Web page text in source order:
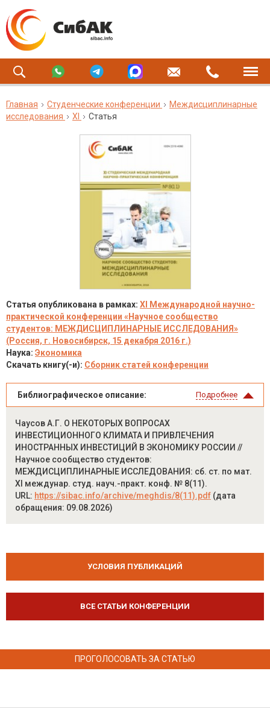
Главная Студенческие конференции
Междисциплинарные
исследования
XI Статья
Статья опубликована в рамках: XI Международной научно-
практической конференции «Научное сообщество
студентов: МЕЖДИСЦИПЛИНАРНЫЕ ИССЛЕДОВАНИЯ»
(Россия, г. Новосибирск, 15 декабря 2016 г.)
Наука: Экономика
Скачать книгу(-и): Сборник статей конференции
Библиографическое описание: Подробнее
Чаусов А.Г. О НЕКОТОРЫХ ВОПРОСАХ
ИНВЕСТИЦИОННОГО КЛИМАТА И ПРИВЛЕЧЕНИЯ
ИНОСТРАННЫХ ИНВЕСТИЦИЙ В ЭКОНОМИКУ РОССИИ //
Научное сообщество студентов:
МЕЖДИСЦИПЛИНАРНЫЕ ИССЛЕДОВАНИЯ: сб. ст. по мат.
XI междунар. студ. науч.-практ. конф. № 8(11).
URL: https://sibac.info/archive/meghdis/8(11).pdf (дата
обращения: 09.08.2026)
УСЛОВИЯ ПУБЛИКАЦИЙ
ВСЕ СТАТЬИ КОНФЕРЕНЦИИ
ПРОГОЛОСОВАТЬ ЗА СТАТЬЮ